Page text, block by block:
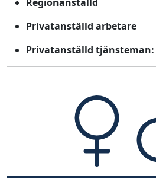
Privatanställd arbetare
Privatanställd tjänsteman: